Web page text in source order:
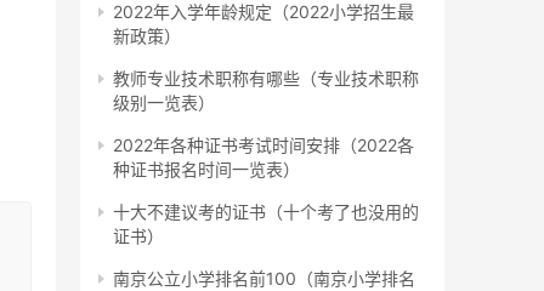
2022年入学年龄规定（2022小学招生最
新政策）
教师专业技术职称有哪些（专业技术职称
级别一览表）
2022年各种证书考试时间安排（2022各
种证书报名时间一览表）
十大不建议考的证书（十个考了也没用的
证书）
南京公立小学排名前100（南京小学排名